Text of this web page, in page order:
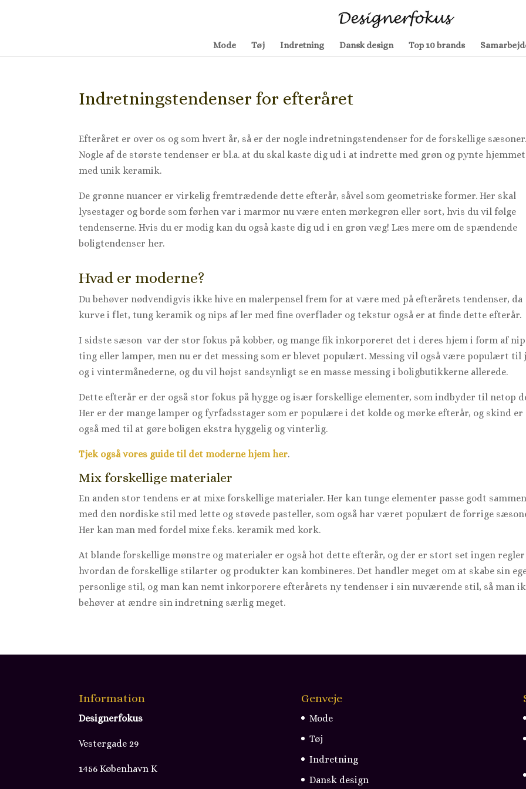
Mode Tøj Indretning Dansk design Top 10 brands
Indretningstendenser for efteråret
Efteråret er over os og som hvert år, så er der nogle indretningstendenser for de forskellige sæsoner.
Nogle af de største tendenser er bl.a. at du skal kaste dig ud i at indrette med grøn og pynte
med unik keramik.
De grønne nuancer er virkelig fremtrædende dette efterår, såvel som geometriske former. Her skal
lysestager og borde som førhen var i marmor nu være enten mørkegrøn eller sort, hvis du vil følge
tendenserne.Hvis du er modig kan du også kaste dig ud i en grøn væg! Læs mere om de spændende
boligtendenser her.
Hvad er moderne?
Du behøver nødvendigvis ikke hive en malerpensel frem for at være med på efterårets tendenser, da
kurve i flet, tung keramik og nips af ler med fine overflader og tekstur også er at finde dette efterår.
I sidste sæson var der stor fokus på kobber, og mange fik inkorporeret det i deres hjem i form af
ting eller lamper, men nu er det messing som er blevet populært. Messing vil også være populært til
og i vintermånederne, og du vil højst sandsynligt se en masse messing i boligbutikkerne allerede.
Dette efterår er der også stor fokus på hygge og især forskellige elementer, som indbyder til netop
Her er der mange lamper og fyrfadsstager som er populære i det kolde og mørke efterår, og skind er
også med til at gøre boligen ekstra hyggelig og vinterlig.
Tjek også vores guide til det moderne hjem her.
Mix forskellige materialer
En anden stor tendens er at mixe forskellige materialer. Her kan tunge elementer passe godt sammen
med den nordiske stil med lette og støvede pasteller, som også har været populært de forrige
Her kan man med fordel mixe f.eks. keramik med kork.
At blande forskellige mønstre og materialer er også hot dette efterår, og der er stort set ingen
hvordan de forskellige stilarter og produkter kan kombineres. Det handler meget om at skabe sin
personlige stil, og man kan nemt inkorporere efterårets ny tendenser i sin nuværende stil, så man
behøver at ændre sin indretning særlig meget.
Information
Designerfokus
Vestergade 29
1456 København K
Genveje
Mode
Tøj
Indretning
Dansk design